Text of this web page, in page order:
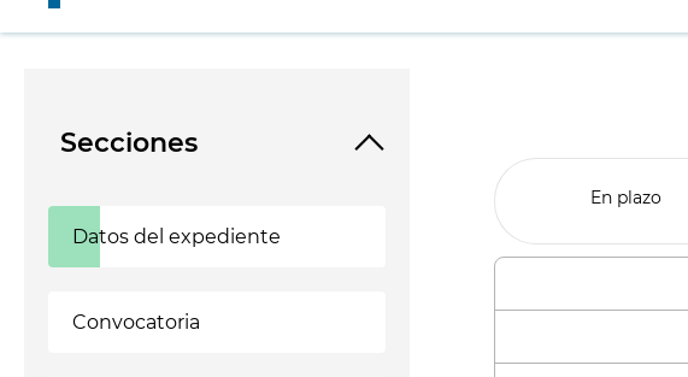
Secciones
Datos del expediente
Convocatoria
En plazo